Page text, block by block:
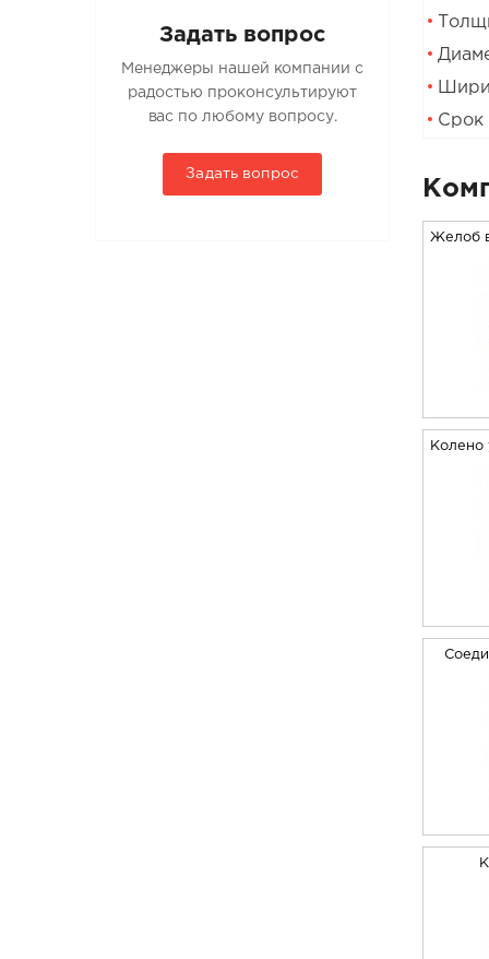
Задать вопрос
Менеджеры нашей компании с
радостью проконсультируют
вас по любому вопросу.
Задать вопрос
Срок
Желоб
Колено